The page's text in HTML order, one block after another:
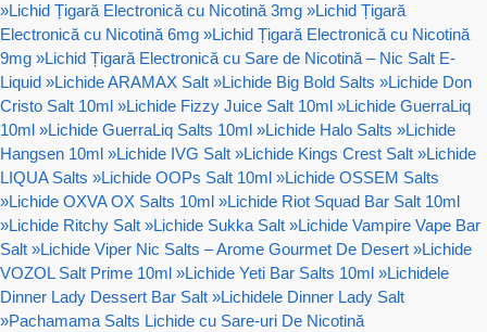
»Lichid Țigară Electronică cu Nicotină 3mg »Lichid Țigară
Electronică cu Nicotină 6mg »Lichid Țigară Electronică cu Nicotină
9mg »Lichid Țigară Electronică cu Sare de Nicotină – Nic Salt E-
Liquid »Lichide ARAMAX Salt »Lichide Big Bold Salts »Lichide Don
Cristo Salt 10ml »Lichide Fizzy Juice Salt 10ml »Lichide GuerraLiq
10ml »Lichide GuerraLiq Salts 10ml »Lichide Halo Salts »Lichide
Hangsen 10ml »Lichide IVG Salt »Lichide Kings Crest Salt »Lichide
LIQUA Salts »Lichide OOPs Salt 10ml »Lichide OSSEM Salts
»Lichide OXVA OX Salts 10ml »Lichide Riot Squad Bar Salt 10ml
»Lichide Ritchy Salt »Lichide Sukka Salt »Lichide Vampire Vape Bar
Salt »Lichide Viper Nic Salts – Arome Gourmet De Desert »Lichide
VOZOL Salt Prime 10ml »Lichide Yeti Bar Salts 10ml »Lichidele
Dinner Lady Dessert Bar Salt »Lichidele Dinner Lady Salt
»Pachamama Salts Lichide cu Sare-uri De Nicotină